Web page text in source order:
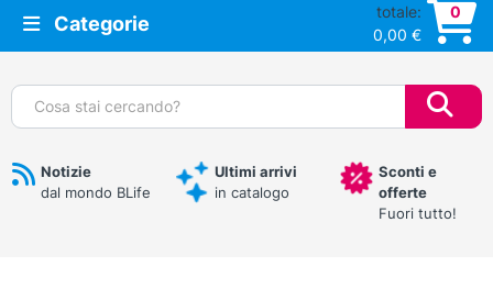
Categorie
totale:
0,00 €
0
Cerca:
Notizie
dal mondo BLife
Ultimi arrivi
in catalogo
Sconti e
offerte
Fuori tutto!